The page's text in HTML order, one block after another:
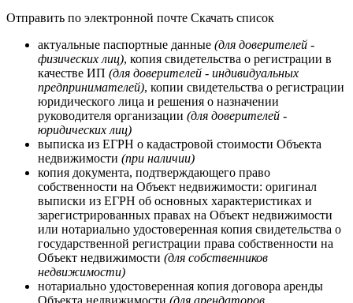
Отправить по электронной почте Скачать список
актуальные паспортные данные (для доверителей -
физических лиц), копия свидетельства о регистрации в
качестве ИП (для доверителей - индивидуальных
предпринимателей), копии свидетельства о регистрации
юридического лица и решения о назначении
руководителя организации (для доверителей -
юридических лиц)
выписка из ЕГРН о кадастровой стоимости Объекта
недвижимости (при наличии)
копия документа, подтверждающего право
собственности на Объект недвижимости: оригинал
выписки из ЕГРН об основных характеристиках и
зарегистрированных правах на Объект недвижимости
или нотариально удостоверенная копия свидетельства о
государственной регистрации права собственности на
Объект недвижимости (для собственников
недвижимости)
нотариально удостоверенная копия договора аренды
Объекта недвижимости (для арендаторов